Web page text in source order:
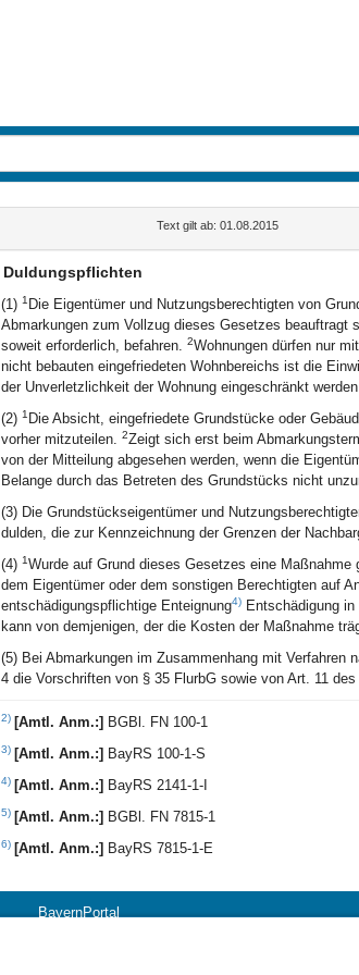
Text gilt ab: 01.08.2015
Duldungspflichten
(1) 1 Die Eigentümer und Nutzungsberechtigten von
Abmarkungen zum Vollzug dieses Gesetzes beauftragt
soweit erforderlich, befahren. 2Wohnungen dürfen nur
nicht bebauten eingefriedeten Wohnbereichs ist die
der Unverletzlichkeit der Wohnung eingeschränkt
(2) 1 Die Absicht, eingefriedete Grundstücke oder
vorher mitzuteilen. 2Zeigt sich erst beim
von der Mitteilung abgesehen werden, wenn die
Belange durch das Betreten des Grundstücks nicht
(3) Die Grundstückseigentümer und
dulden, die zur Kennzeichnung der Grenzen der
(4) 1Wurde auf Grund dieses Gesetzes eine
dem Eigentümer oder dem sonstigen Berechtigten auf
entschädigungspflichtige Enteignung4)Entschädigung in
kann von demjenigen, der die Kosten der Maßnahme
(5) Bei Abmarkungen im Zusammenhang mit Verfahren
4 die Vorschriften von § 35 FlurbG sowie von Art. 11
2) [Amtl. Anm.:] BGBl. FN 100-1
3) [Amtl. Anm.:] BayRS 100-1-S
4) [Amtl. Anm.:] BayRS 2141-1-I
5) [Amtl. Anm.:] BGBl. FN 7815-1
6) [Amtl. Anm.:] BayRS 7815-1-E
BayernPortal